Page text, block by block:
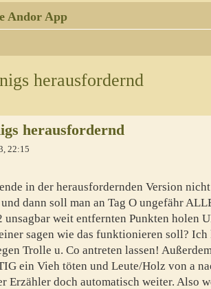
Andor App
herausfordernd
herausfordernd
22:15
in der herausfordernden Version
dann soll man an Tag O ungefähr
weit entfernten Punkten holen
sagen wie das funktionieren soll?
Trolle u. Co antreten lassen!
ein Vieh töten und Leute/Holz von a
Erzähler doch automatisch weiter. Also